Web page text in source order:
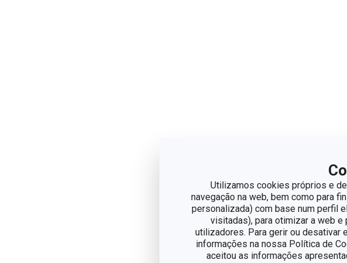
Utilizamos cookies próprios e
navegação na web, bem como para
personalizada) com base num perfil
visitadas), para otimizar a web
utilizadores. Para gerir ou desativar
informações na nossa Política de
aceitou as informações